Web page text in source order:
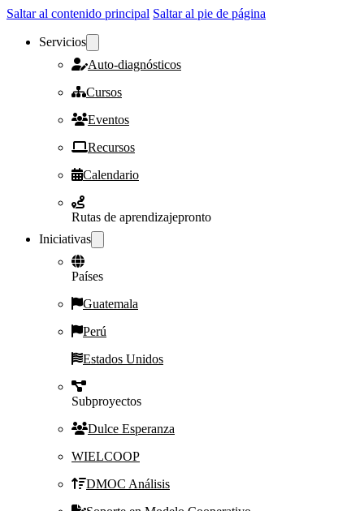
Saltar al contenido principal Saltar al pie de página
Servicios
Auto-diagnósticos
Cursos
Eventos
Recursos
Calendario
Rutas de aprendizajepronto
Iniciativas
Países
Guatemala
Perú
Estados Unidos
Subproyectos
Dulce Esperanza
WIELCOOP
DMOC Análisis